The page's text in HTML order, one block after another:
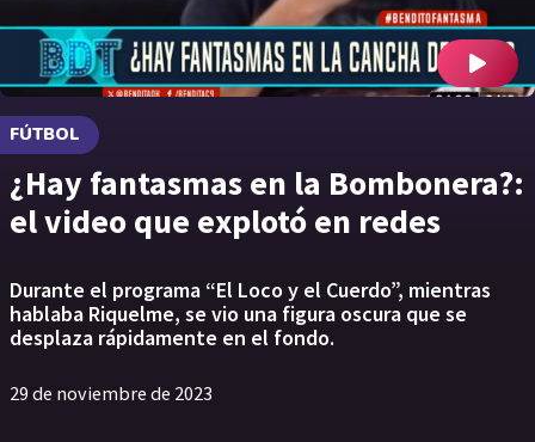
FÚTBOL
¿Hay fantasmas en la Bombonera?:
el video que explotó en redes
Durante el programa “El Loco y el Cuerdo”, mientras
hablaba Riquelme, se vio una figura oscura que se
desplaza rápidamente en el fondo.
29 de noviembre de 2023